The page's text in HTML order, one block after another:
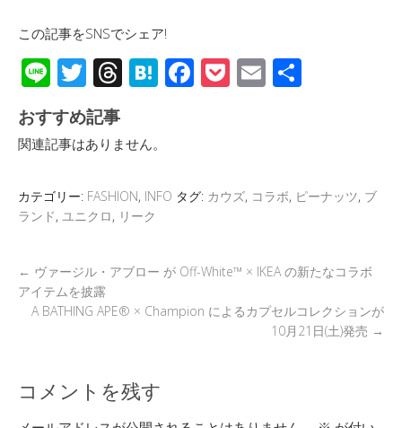
この記事をSNSでシェア!
Li
n
e
T
wi
tt
er
T
hr
e
a
d
s
H
at
a
F
ac
o
o
P
o
E
m
おすすめ記事
関連記事はありません。
カテゴリー: FASHION, INFO タグ: カウズ, コラボ, ピーナッツ, ブ
ランド, ユニクロ, リーク
← ヴァージル・アブロー が Off-White™ × IKEA の新たなコラボ
アイテムを披露
A BATHING APE® × Champion によるカプセルコレクションが
10月21日(土)発売 →
コメントを残す